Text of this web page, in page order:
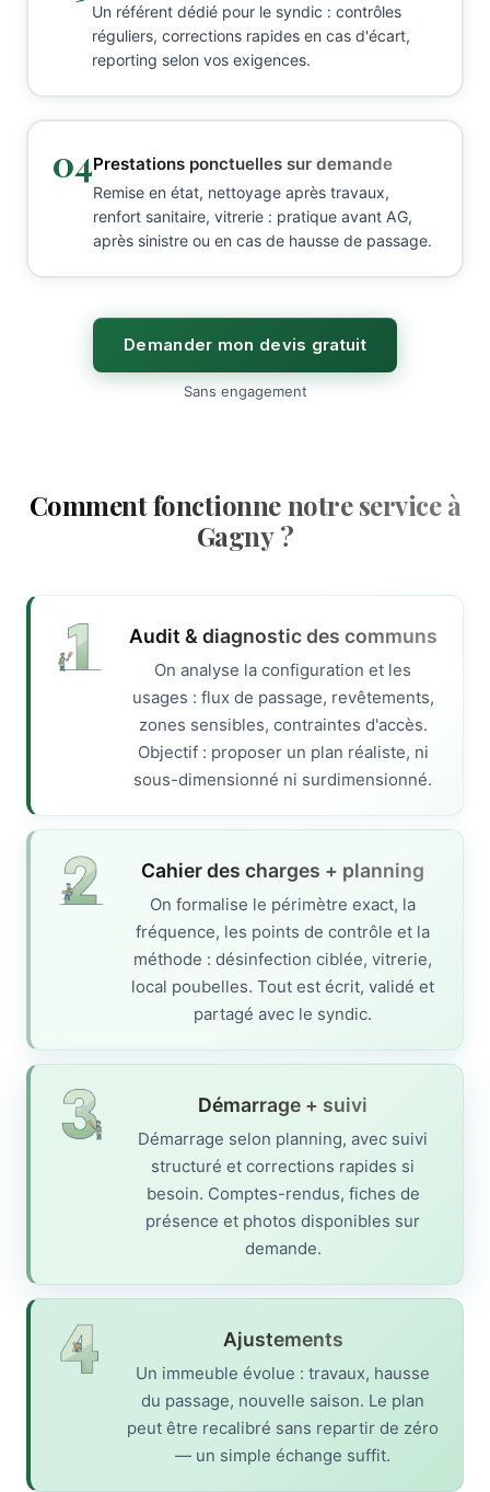
Un référent dédié pour le syndic : contrôles
réguliers, corrections rapides en cas d'écart,
reporting selon vos exigences.
04Prestations ponctuelles sur demande
Remise en état, nettoyage après travaux,
renfort sanitaire, vitrerie : pratique avant AG,
après sinistre ou en cas de hausse de passage.
Demander mon devis gratuit
Sans engagement
Comment fonctionne notre service à
Gagny ?
Audit & diagnostic des communs
On analyse la configuration et les
usages : flux de passage, revêtements,
zones sensibles, contraintes d'accès.
Objectif : proposer un plan réaliste, ni
sous-dimensionné ni surdimensionné.
Cahier des charges + planning
On formalise le périmètre exact, la
fréquence, les points de contrôle et la
méthode : désinfection ciblée, vitrerie,
local poubelles. Tout est écrit, validé et
partagé avec le syndic.
Démarrage + suivi
Démarrage selon planning, avec suivi
structuré et corrections rapides si
besoin. Comptes-rendus, fiches de
présence et photos disponibles sur
demande.
Ajustements
Un immeuble évolue : travaux, hausse
du passage, nouvelle saison. Le plan
peut être recalibré sans repartir de zéro
— un simple échange suffit.